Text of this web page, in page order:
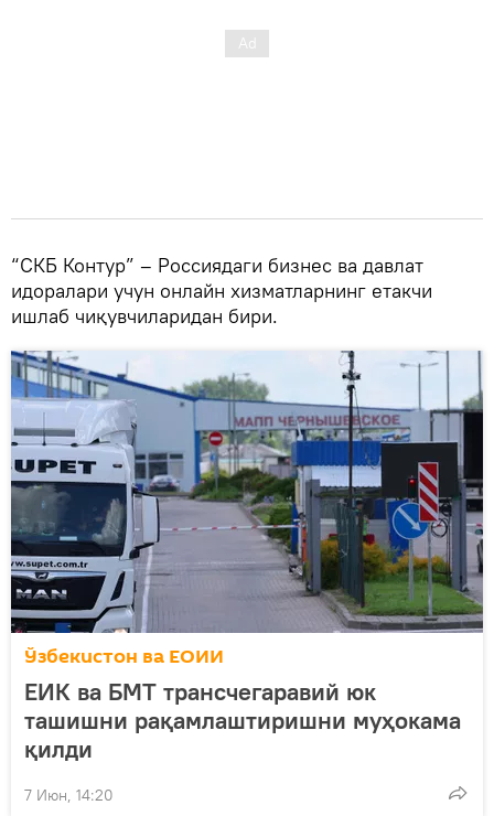
“СКБ Контур” – Россиядаги бизнес ва давлат
идоралари учун онлайн хизматларнинг етакчи
ишлаб чиқувчиларидан бири.
Ўзбекистон ва ЕОИИ
ЕИК ва БМТ трансчегаравий юк
ташишни рақамлаштиришни муҳокама
қилди
7 Июн, 14:20